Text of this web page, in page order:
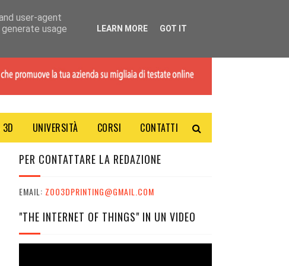
3D UNIVERSITÀ CORSI CONTATTI
PER CONTATTARE LA REDAZIONE
EMAIL: ZOO3DPRINTING@GMAIL.COM
"THE INTERNET OF THINGS" IN UN VIDEO
user-agent
usage
LEARN MORE GOT IT